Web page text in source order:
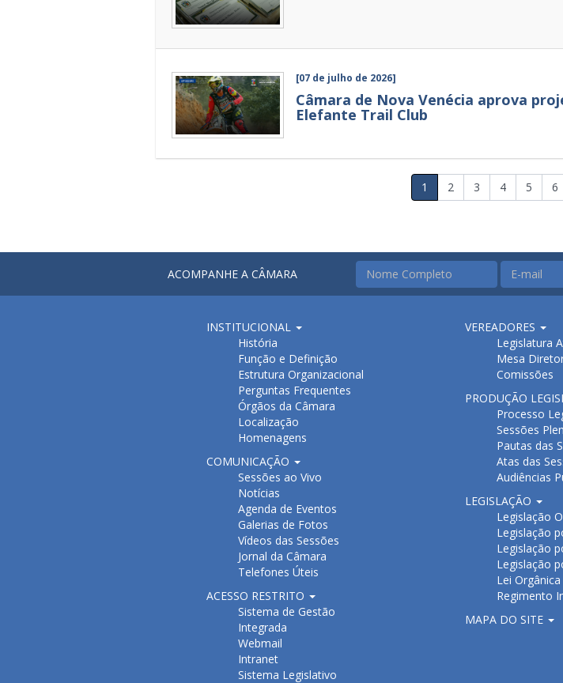
[07 de julho de 2026]
Câmara de Nova Venécia aprova
Elefante Trail Club
1 2 3 4 5 6
ACOMPANHE A CÂMARA
INSTITUCIONAL
História
Função e Definição
Estrutura Organizacional
Perguntas Frequentes
Órgãos da Câmara
Localização
Homenagens
COMUNICAÇÃO
Sessões ao Vivo
Notícias
Agenda de Eventos
Galerias de Fotos
Vídeos das Sessões
Jornal da Câmara
Telefones Úteis
ACESSO RESTRITO
Sistema de Gestão
Integrada
Webmail
Intranet
Sistema Legislativo
VEREADORES
Legislatura
Mesa
Comissões
PRODUÇÃO
Processo
Sessões
Pautas das
Atas das
Audiências
LEGISLAÇÃO
Legislação
Legislação
Legislação
Legislação
Lei Orgânica
Regimento
MAPA DO SITE